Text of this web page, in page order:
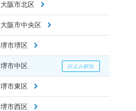
大阪市北区
大阪市中央区
堺市堺区
堺市中区
堺市東区
堺市西区